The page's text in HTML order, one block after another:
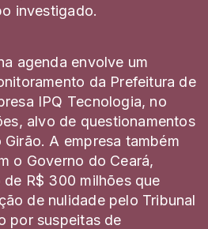
investigado.
agenda envolve um
da Prefeitura de
IPQ Tecnologia, no
alvo de questionamentos
Girão. A empresa também
o Governo do Ceará,
R$ 300 milhões que
de nulidade pelo Tribunal
por suspeitas de